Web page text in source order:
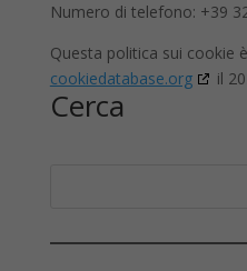
Numero di telefono: +39
Questa politica sui cookie
cookiedatabase.org
il
Cerca